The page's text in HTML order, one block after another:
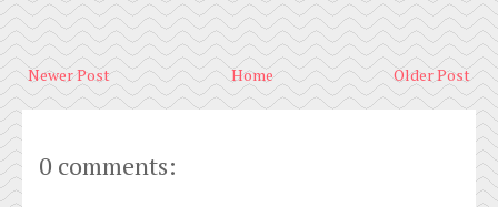
Newer Post Older Post
Home
0 comments: